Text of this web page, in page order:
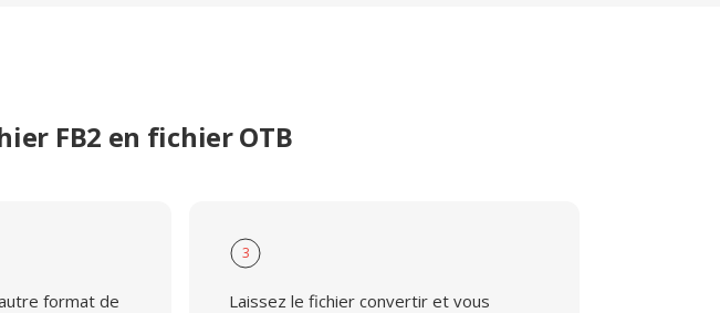
FB2 en fichier OTB
format de
3
Laissez le fichier convertir et vous